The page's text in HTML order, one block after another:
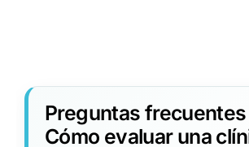
Preguntas
Cómo evaluar una